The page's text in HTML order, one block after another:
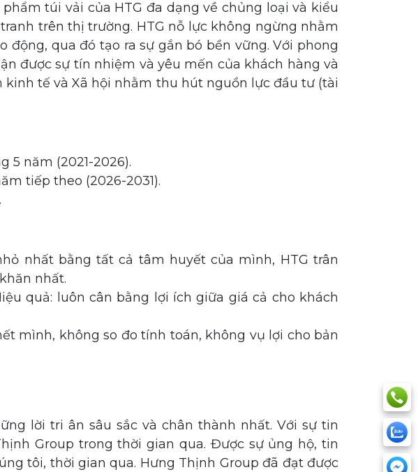
túi vải của HTG đa dạng về chủng loại và kiểu
trên thị trường. HTG nỗ lực không ngừng nhằm
qua đó tạo ra sự gắn bó bền vững. Với phong
được sự tín nhiệm và yêu mến của khách hàng và
tế và Xã hội nhằm thu hút nguồn lực đầu tư (tài
5 năm (2021-2026).
tiếp theo (2026-2031).
nhất bằng tất cả tâm huyết của mình, HTG trân
nhất.
quả: luôn cân bằng lợi ích giữa giá cả cho khách
mình, không so đo tính toán, không vụ lợi cho bản
lời tri ân sâu sắc và chân thành nhất. Với sự tin
Group trong thời gian qua. Được sự ủng hộ, tin
tôi, thời gian qua. Hưng Thịnh Group đã đạt được